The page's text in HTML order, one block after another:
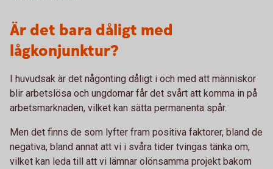
Är det bara dåligt med
lågkonjunktur?
I huvudsak är det någonting dåligt i och med att människor
blir arbetslösa och ungdomar får det svårt att komma in på
arbetsmarknaden, vilket kan sätta permanenta spår.
Men det finns de som lyfter fram positiva faktorer, bland de
negativa, bland annat att vi i svåra tider tvingas tänka om,
vilket kan leda till att vi lämnar olönsamma projekt bakom